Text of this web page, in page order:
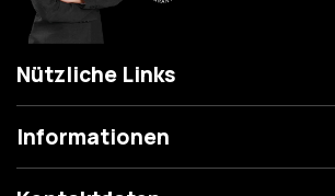
Nützliche Links
Informationen